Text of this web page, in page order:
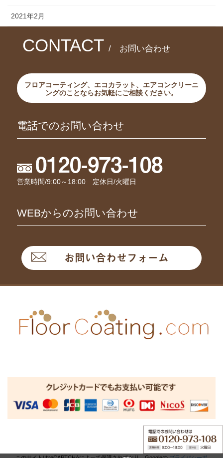
2021年2月
CONTACT / お問い合わせ
フロアコーティング、エコカラット、エアコンクリーニ
ングのことならお気軽にご相談ください。
電話でのお問い合わせ
0120-973-108
営業時間/9:00～18:00 定休日/火曜日
WEBからのお問い合わせ
お問い合わせフォーム